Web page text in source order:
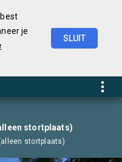
je
SLUIT
stortplaats)
stortplaats)